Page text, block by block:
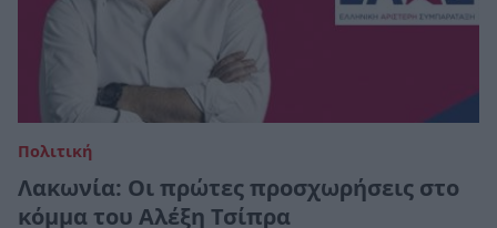
Πολιτική
Λακωνία: Οι πρώτες προσχωρήσεις στο
κόμμα του Αλέξη Τσίπρα